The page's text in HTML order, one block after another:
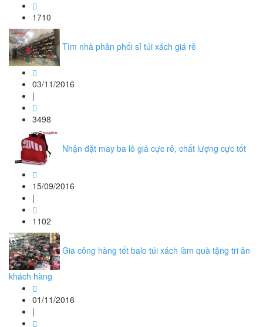
1710
Tìm nhà phân phối sỉ túi xách giá rẻ
03/11/2016
|
3498
Nhận đặt may ba lô giá cực rẻ, chất lượng cực tốt
15/09/2016
|
1102
Gia công hàng tết balo túi xách làm quà tặng tri ân
khách hàng
01/11/2016
|